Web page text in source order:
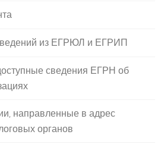
из ЕГРЮЛ и ЕГРИП
сведения ЕГРН об
направленные в адрес
органов